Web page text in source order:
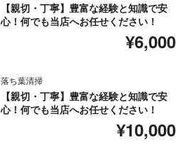
【親切・丁寧】豊富な経験と知識で安
心！何でも当店へお任せください！
¥6,000
落ち葉清掃
【親切・丁寧】豊富な経験と知識で安
心！何でも当店へお任せください！
¥10,000